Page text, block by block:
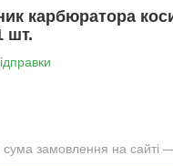
карбюратора
шт.
сума замовлення на сайті